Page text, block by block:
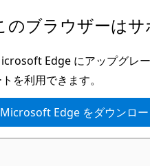
のブラウザーはサ
Edge にアップグレ
を利用できます。
Microsoft Edge をダウンロー